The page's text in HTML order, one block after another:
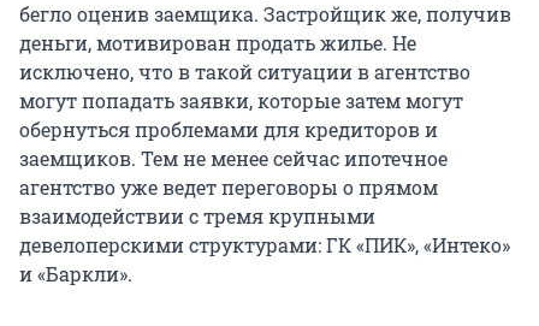
бегло оценив заемщика. Застройщик же, получив
деньги, мотивирован продать жилье. Не
исключено, что в такой ситуации в агентство
могут попадать заявки, которые затем могут
обернуться проблемами для кредиторов и
заемщиков. Тем не менее сейчас ипотечное
агентство уже ведет переговоры о прямом
взаимодействии с тремя крупными
девелоперскими структурами: ГК «ПИК», «Интеко»
и «Баркли».